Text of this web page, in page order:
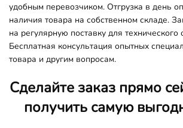
удобным перевозчиком. Отгрузка в день
наличия товара на собственном складе.
на регулярную поставку для
Бесплатная консультация опытных
товара и другим вопросам.
Сделайте заказ прямо
получить самую